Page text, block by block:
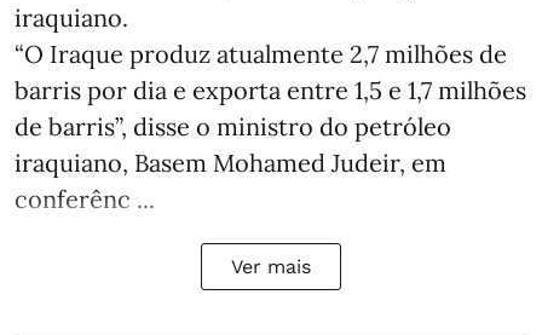
iraquiano.
“O Iraque produz atualmente 2,7 milhões de
barris por dia e exporta entre 1,5 e 1,7 milhões
de barris”, disse o ministro do petróleo
iraquiano, Basem Mohamed Judeir, em
conferênc ...
Ver mais